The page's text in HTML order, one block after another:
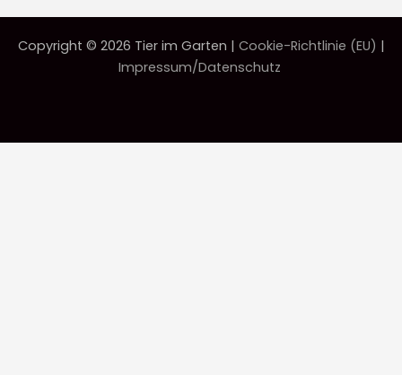
Copyright © 2026 Tier im Garten | Cookie-Richtlinie (EU) |
Impressum/Datenschutz